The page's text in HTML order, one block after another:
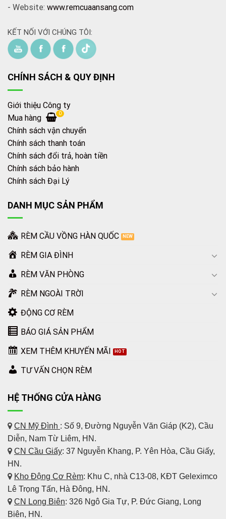
- Website: www.remcuaansang.com
KẾT NỐI VỚI CHÚNG TÔI:
CHÍNH SÁCH & QUY ĐỊNH
Giới thiệu Công ty
Mua hàng
0
Chính sách vận chuyển
Chính sách thanh toán
Chính sách đổi trả, hoàn tiền
Chính sách bảo hành
Chính sách Đại Lý
DANH MỤC SẢN PHẨM
RÈM CẦU VỒNG HÀN QUỐC
RÈM GIA ĐÌNH
RÈM VĂN PHÒNG
RÈM NGOÀI TRỜI
ĐỘNG CƠ RÈM
BÁO GIÁ SẢN PHẨM
XEM THÊM KHUYẾN MÃI
TƯ VẤN CHỌN RÈM
HỆ THỐNG CỬA HÀNG
CN Mỹ Đình : Số 9, Đường Nguyễn Văn Giáp (K2), Cầu
Diễn, Nam Từ Liêm, HN.
CN Cầu Giấy: 37 Nguyễn Khang, P. Yên Hòa, Cầu Giấy,
HN.
Kho Động Cơ Rèm: Khu C, nhà C13-08, KĐT Geleximco
Lê Trọng Tấn, Hà Đông, HN.
CN Long Biên: 326 Ngô Gia Tự, P. Đức Giang, Long
Biên, HN.